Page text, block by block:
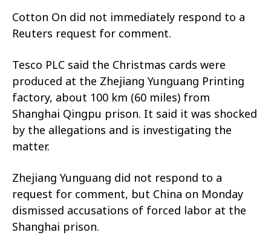
Cotton On did not immediately respond to a
Reuters request for comment.
Tesco PLC said the Christmas cards were
produced at the Zhejiang Yunguang Printing
factory, about 100 km (60 miles) from
Shanghai Qingpu prison. It said it was shocked
by the allegations and is investigating the
matter.
Zhejiang Yunguang did not respond to a
request for comment, but China on Monday
dismissed accusations of forced labor at the
Shanghai prison.